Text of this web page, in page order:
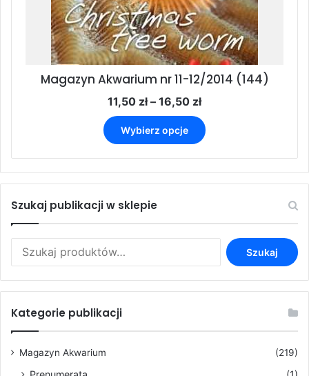
Magazyn Akwarium nr 11-12/2014 (144)
11,50 zł – 16,50 złZakres
od
11,50 zł
do
16,50 zł
Wybierz opcje
produkt
wybrać
na
stronie
produktu
Szukaj publikacji w sklepie
Szukaj
Kategorie publikacji
Magazyn Akwarium (219)